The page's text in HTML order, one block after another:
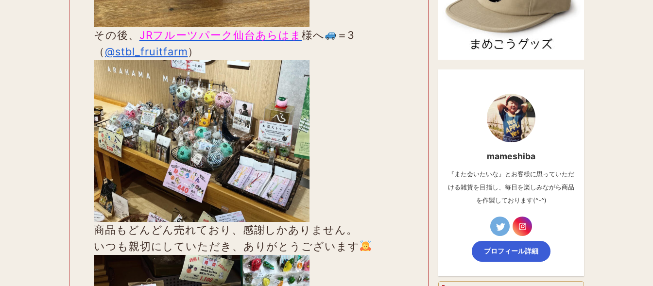
その後、 JRフルーツパーク仙台あらはま様へ
＝3
（@stbl_fruitfarm）
商品もどんどん売れており、感謝しかありません。
いつも親切にしていただき、ありがとうございます
mameshiba
『また会いたいな』とお客様に思っていただ
ける雑貨を目指し、毎日を楽しみながら商品
を作製しております(^-^)
プロフィール詳細